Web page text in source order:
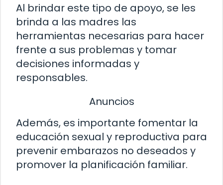
Al brindar este tipo de apoyo, se les
brinda a las madres las
herramientas necesarias para hacer
frente a sus problemas y tomar
decisiones informadas y
responsables.
Anuncios
Además, es importante fomentar la
educación sexual y reproductiva para
prevenir embarazos no deseados y
promover la planificación familiar.